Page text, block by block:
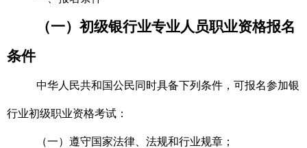
（一）初级银行业专业人员职业资格报名
条件
中华人民共和国公民同时具备下列条件，可报名参加银
行业初级职业资格考试：
（一）遵守国家法律、法规和行业规章；